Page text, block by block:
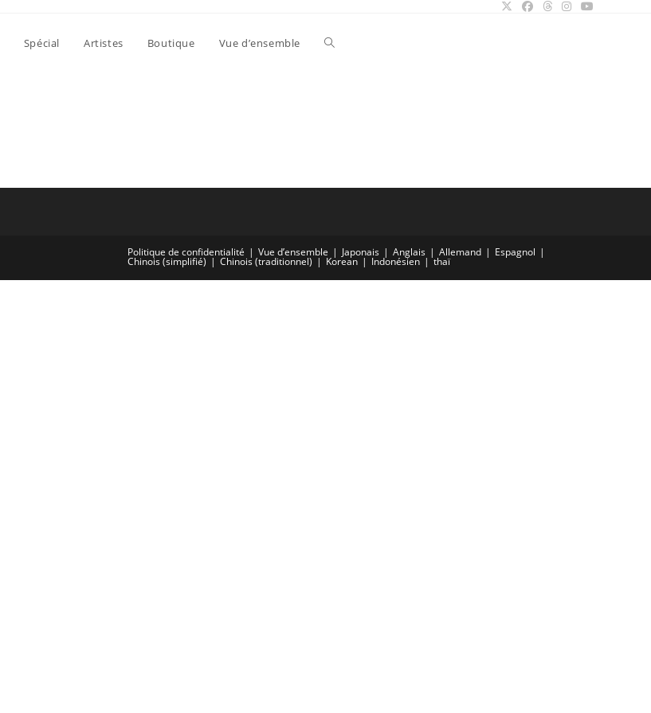
Spécial Artistes Boutique Vue d’ensemble Toggle
Politique de confidentialité Vue d’ensemble Japonais Anglais Allemand Espagnol
Chinois (simplifié) Chinois (traditionnel) Korean Indonésien thaï